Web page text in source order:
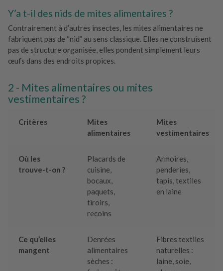
Y’a t-il des nids de mites alimentaires ?
Contrairement à d’autres insectes, les mites alimentaires ne
fabriquent pas de “nid” au sens classique. Elles ne construisent
pas de structure organisée, elles pondent simplement leurs
œufs dans des endroits propices.
Mites alimentaires ou mites
vestimentaires ?
Critères
Mites
alimentaires
Mites
vestimentaires
Où les
trouve-t-on ?
Placards de
cuisine,
bocaux,
paquets,
tiroirs,
recoins
Armoires,
penderies,
tapis, textiles
en laine
Ce qu’elles
mangent
Denrées
alimentaires
sèches :
Fibres textiles
naturelles :
laine, soie,